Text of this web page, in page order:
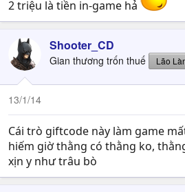
2 triệu là tiền in-game hả
Shooter_CD
Gian thương trốn thuế Lão
13/1/14
Cái trò giftcode này làm game
hiếm giờ thằng có thằng ko,
xịn y như trâu bò